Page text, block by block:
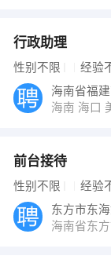
行政助理
性别不限 经验
海南省福
海南 海口
前台接待
性别不限 经验
东方市东
海南省东